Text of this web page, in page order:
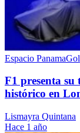
Espacio PanamaGol
F1 presenta su
histórico en
Lismayra Quintana
Hace 1 año